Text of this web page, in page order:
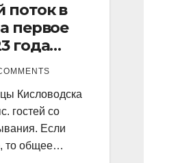
поток в
первое
года
рост в
Кисловодска
гостей со
Если
то общее…